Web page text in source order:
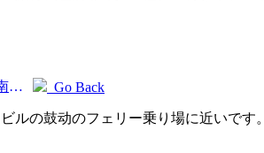
Prev:中国観光商品コンクールが、湖南省湘潭市にて盛況のうちに開催されました。 Go Back
ルの鼓动のフェリー乗り場に近いです。